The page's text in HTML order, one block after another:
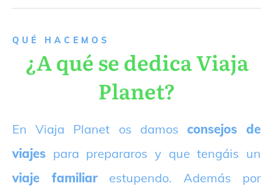
QUÉ HACEMOS
¿A qué se dedica Viaja
Planet?
En Viaja Planet os damos consejos de
viajes para prepararos y que tengáis un
viaje familiarestupendo. Además por